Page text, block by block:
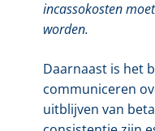
incassokosten
worden.
Daarnaast is het
communiceren
uitblijven van